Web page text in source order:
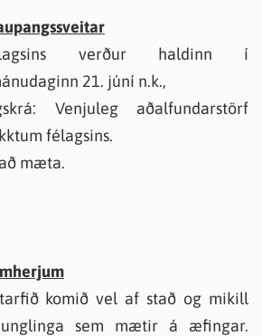
verður haldinn í
21. júní n.k.,
Venjuleg aðalfundarstörf
félagsins.
mæta.
komið vel af stað og mikill
sem mætir á æfingar.